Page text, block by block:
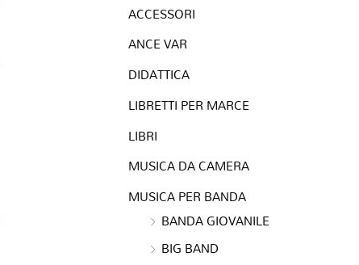
ACCESSORI
ANCE VAR
DIDATTICA
LIBRETTI PER MARCE
LIBRI
MUSICA DA CAMERA
MUSICA PER BANDA
BANDA GIOVANILE
BIG BAND